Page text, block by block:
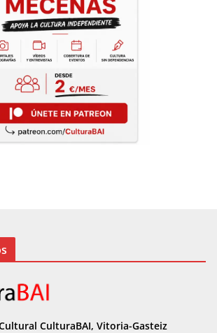
CulturaBAI, Vitoria-Gasteiz